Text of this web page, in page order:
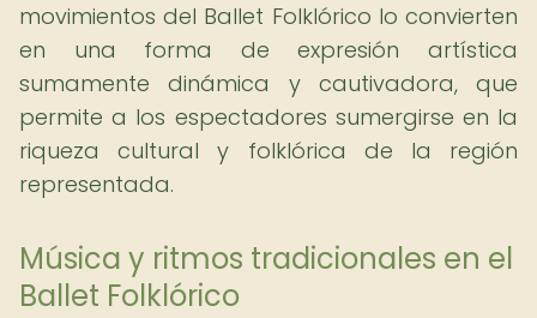
movimientos del Ballet Folklórico lo convierten
en una forma de expresión artística
sumamente dinámica y cautivadora, que
permite a los espectadores sumergirse en la
riqueza cultural y folklórica de la región
representada.
Música y ritmos tradicionales en el
Ballet Folklórico